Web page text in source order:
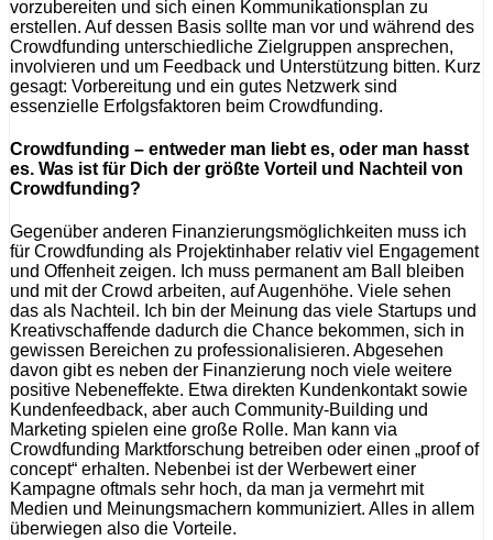
vorzubereiten und sich einen Kommunikationsplan zu
erstellen. Auf dessen Basis sollte man vor und während des
Crowdfunding unterschiedliche Zielgruppen ansprechen,
involvieren und um Feedback und Unterstützung bitten. Kurz
gesagt: Vorbereitung und ein gutes Netzwerk sind
essenzielle Erfolgsfaktoren beim Crowdfunding.
Crowdfunding – entweder man liebt es, oder man hasst
es. Was ist für Dich der größte Vorteil und Nachteil von
Crowdfunding?
Gegenüber anderen Finanzierungsmöglichkeiten muss ich
für Crowdfunding als Projektinhaber relativ viel Engagement
und Offenheit zeigen. Ich muss permanent am Ball bleiben
und mit der Crowd arbeiten, auf Augenhöhe. Viele sehen
das als Nachteil. Ich bin der Meinung das viele Startups und
Kreativschaffende dadurch die Chance bekommen, sich in
gewissen Bereichen zu professionalisieren. Abgesehen
davon gibt es neben der Finanzierung noch viele weitere
positive Nebeneffekte. Etwa direkten Kundenkontakt sowie
Kundenfeedback, aber auch Community-Building und
Marketing spielen eine große Rolle. Man kann via
Crowdfunding Marktforschung betreiben oder einen „proof of
concept“ erhalten. Nebenbei ist der Werbewert einer
Kampagne oftmals sehr hoch, da man ja vermehrt mit
Medien und Meinungsmachern kommuniziert. Alles in allem
überwiegen also die Vorteile.